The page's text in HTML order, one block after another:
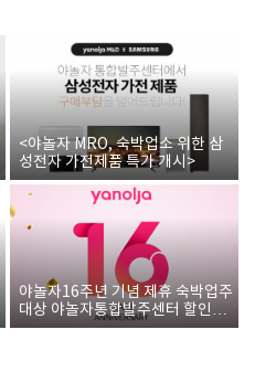
<야놀자 MRO, 숙박업소 위한 삼
성전자 가전제품 특가 개시>
야놀자16주년 기념 제휴 숙박업주
대상 야놀자통합발주센터 할인쿠
폰 증정